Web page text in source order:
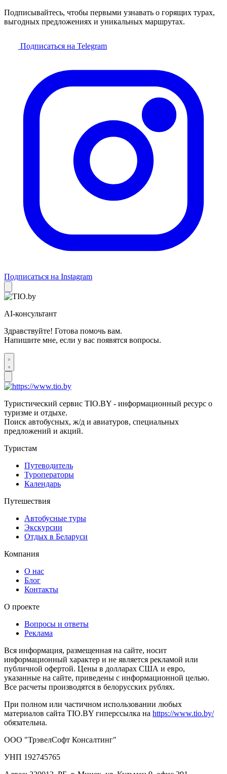
Подписывайтесь, чтобы первыми узнавать о горящих турах,
выгодных предложениях и уникальных маршрутах.
Подписаться на Telegram
Подписаться на Instagram
AI-консультант
Здравствуйте! Готова помочь вам.
Напишите мне, если у вас появятся вопросы.
Туристический сервис TIO.BY - информационный ресурс о
туризме и отдыхе.
Поиск автобусных, ж/д и авиатуров, специальных
предложений и акций.
Туристам
Путеводитель
Туроператоры
Календарь
Путешествия
Автобусные туры
Экскурсии
Отдых в Беларуси
Компания
О нас
Блог
Контакты
О проекте
Вопросы и ответы
Реклама
Вся информация, размещенная на сайте, носит
информационный характер и не является рекламой или
публичной офертой. Цены в долларах США и евро,
указанные на сайте, приведены с информационной целью.
Все расчеты производятся в белорусских рублях.
При полном или частичном использовании любых
материалов сайта TIO.BY гиперссылка на https://www.tio.by/
обязательна.
ООО "ТрэвелСофт Консалтинг"
УНП 192745765